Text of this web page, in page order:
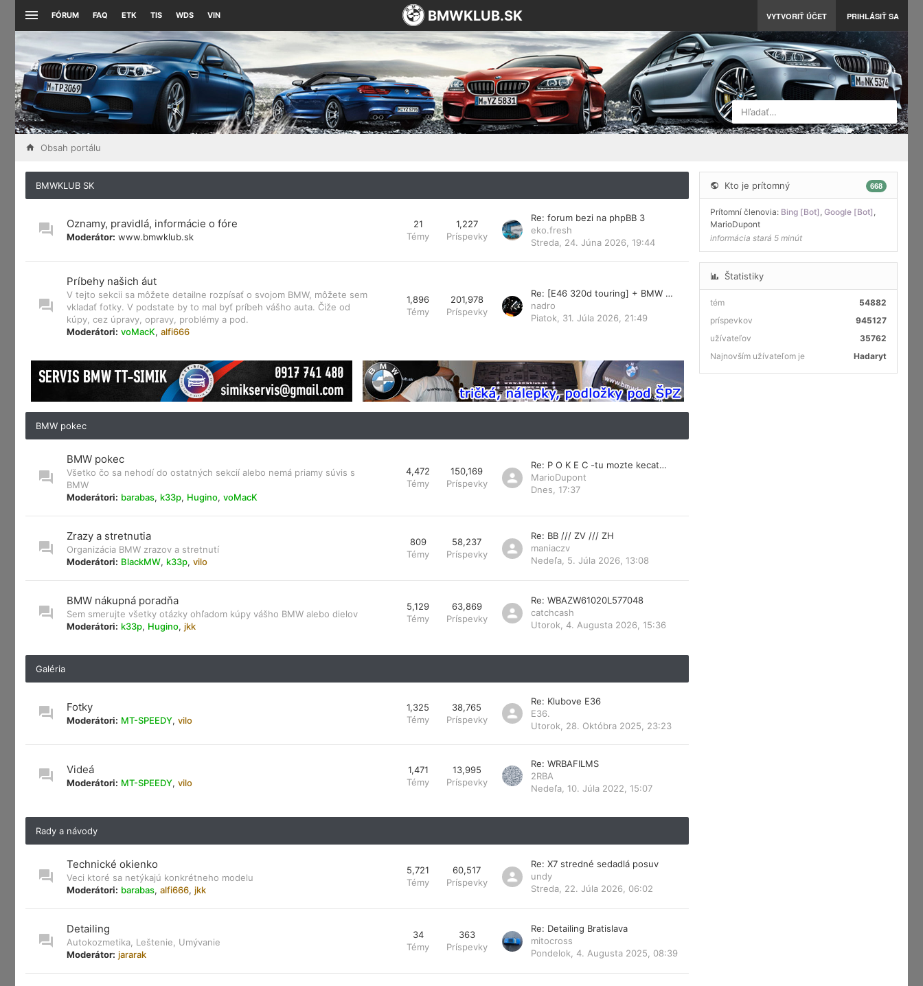
FÓRUM FAQ ETK TIS WDS VIN VYTVORIŤ ÚČET PRIHLÁSIŤ SA
BMWKLUB.SK
Hľadať…
Obsah portálu
BMWKLUB SK
Oznamy, pravidlá, informácie o fóre
Moderátor: www.bmwklub.sk
21
Témy
1,227
Príspevky
Re: forum bezi na phpBB 3
eko.fresh
Streda, 24. Júna 2026, 19:44
Príbehy našich áut
V tejto sekcii sa môžete detailne rozpísať o svojom BMW, môžete sem
vkladať fotky. V podstate by to mal byť príbeh vášho auta. Čiže od
kúpy, cez úpravy, opravy, problémy a pod.
Moderátori: voMacK, alfi666
1,896
Témy
201,978
Príspevky
Re: [E46 320d touring] + BMW …
nadro
Piatok, 31. Júla 2026, 21:49
BMW pokec
BMW pokec
Všetko čo sa nehodí do ostatných sekcií alebo nemá priamy súvis s
BMW
Moderátori: barabas, k33p, Hugino, voMacK
4,472
Témy
150,169
Príspevky
Re: P O K E C -tu mozte kecat…
MarioDupont
Dnes, 17:37
Zrazy a stretnutia
Organizácia BMW zrazov a stretnutí
Moderátori: BlackMW, k33p, vilo
809
Témy
58,237
Príspevky
Re: BB /// ZV /// ZH
maniaczv
Nedeľa, 5. Júla 2026, 13:08
BMW nákupná poradňa
Sem smerujte všetky otázky ohľadom kúpy vášho BMW alebo dielov
Moderátori: k33p, Hugino, jkk
5,129
Témy
63,869
Príspevky
Re: WBAZW61020L577048
catchcash
Utorok, 4. Augusta 2026, 15:36
Galéria
Fotky
Moderátori: MT-SPEEDY, vilo
1,325
Témy
38,765
Príspevky
Re: Klubove E36
E36.
Utorok, 28. Októbra 2025, 23:23
Videá
Moderátori: MT-SPEEDY, vilo
1,471
Témy
13,995
Príspevky
Re: WRBAFILMS
2RBA
Nedeľa, 10. Júla 2022, 15:07
Rady a návody
Technické okienko
Veci ktoré sa netýkajú konkrétneho modelu
Moderátori: barabas, alfi666, jkk
5,721
Témy
60,517
Príspevky
Re: X7 stredné sedadlá posuv
undy
Streda, 22. Júla 2026, 06:02
Detailing
Autokozmetika, Leštenie, Umývanie
Moderátor: jararak
34
Témy
363
Príspevky
Re: Detailing Bratislava
mitocross
Pondelok, 4. Augusta 2025, 08:39
Kto je prítomný 668
Prítomní členovia: Bing [Bot] , Google [Bot] ,
MarioDupont
informácia stará 5 minút
Štatistiky
54882
tém
945127
príspevkov
35762
užívateľov
Najnovším užívateľom je
Hadaryt